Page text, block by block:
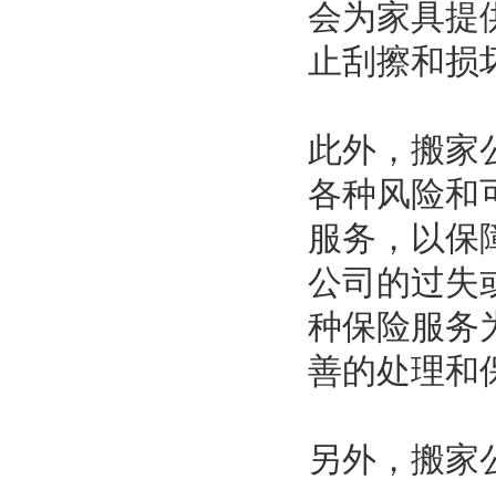
会为家具提
止刮擦和损
此外，搬家
各种风险和
服务，以保
公司的过失
种保险服务
善的处理和
另外，搬家